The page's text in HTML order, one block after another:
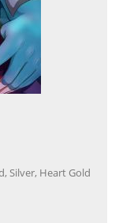
Silver, Heart Gold